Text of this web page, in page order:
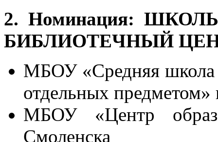
2. Номинация:
БИБЛИОТЕЧНЫЙ
МБОУ «Средняя школа
отдельных предметом»
МБОУ «Центр
Смоленска